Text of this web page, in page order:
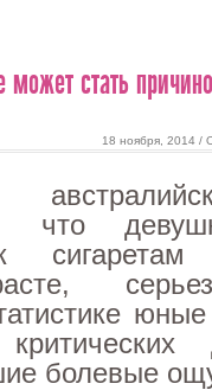
может стать
18 ноября, 2014 /
что
к
болевые